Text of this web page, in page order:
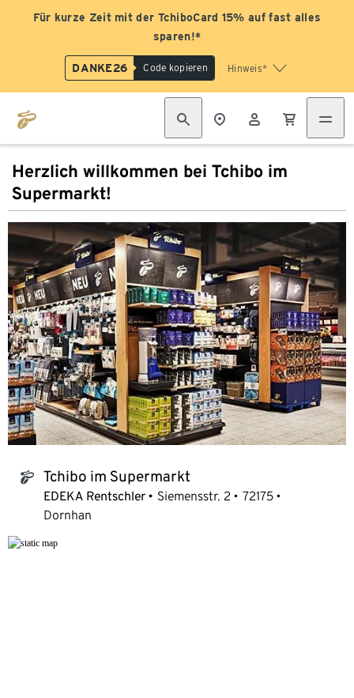
Für kurze Zeit mit der TchiboCard 15% auf fast alles
sparen!*
DANKE26 Code kopieren Hinweis*
Herzlich willkommen bei Tchibo im
Supermarkt!
tchibo_logo Tchibo im Supermarkt
EDEKA Rentschler Siemensstr. 2
72175
Dornhan